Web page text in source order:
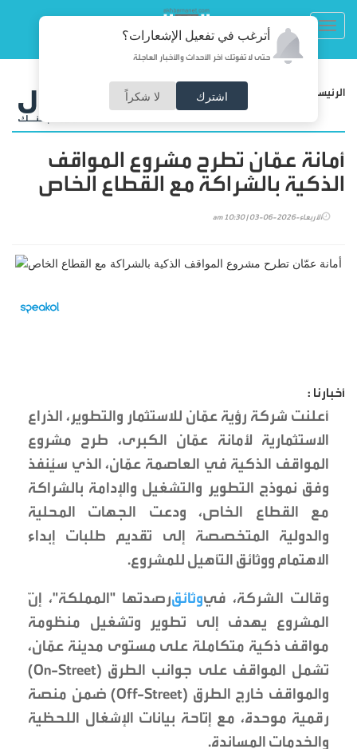
أترغب في تفعيل الإشعارات؟
حتى لا تفوتك آخر الأحداث والأخبار العاجلة
اشترك لا شكراً الرئيسية
أمانة عمّان تطرح مشروع المواقف
الذكية بالشراكة مع القطاع الخاص
الأربعاء-2026-06-03 | 10:30 am
أخبارنا :
أعلنت شركة رؤية عمّان للاستثمار والتطوير، الذراع
الاستثمارية لأمانة عمّان الكبرى، طرح مشروع
المواقف الذكية في العاصمة عمّان، الذي سيُنفذ
وفق نموذج التطوير والتشغيل والإدامة بالشراكة
مع القطاع الخاص، ودعت الجهات المحلية
والدولية المتخصصة إلى تقديم طلبات إبداء
الاهتمام ووثائق التأهيل للمشروع.
وقالت الشركة، فيوثائقرصدتها "المملكة"، إنّ
المشروع يهدف إلى تطوير وتشغيل منظومة
مواقف ذكية متكاملة على مستوى مدينة عمّان،
تشمل المواقف على جوانب الطرق (On-Street)
والمواقف خارج الطرق (Off-Street) ضمن منصة
رقمية موحدة، مع إتاحة بيانات الإشغال اللحظية
والخدمات المساندة.